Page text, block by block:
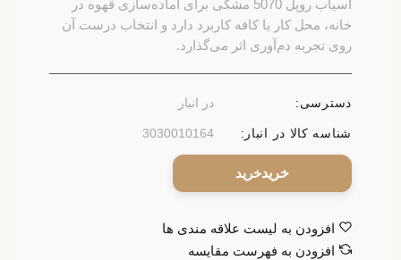
آسیاب روپل 5070 مشکی برای آماده‌سازی قهوه در
خانه، محل کار یا کافه کاربرد دارد و انتخاب درست آن
روی تجربه دم‌آوری اثر می‌گذارد.
دسترسی: در انبار
شناسه کالا در انبار: 3030010164
خرید
افزودن به لیست علاقه مندی ها
افزودن به فهرست مقایسه